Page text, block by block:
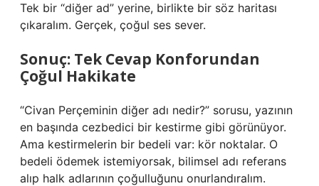
Tek bir “diğer ad” yerine, birlikte bir söz haritası
çıkaralım. Gerçek, çoğul ses sever.
Sonuç: Tek Cevap Konforundan
Çoğul Hakikate
“Civan Perçeminin diğer adı nedir?” sorusu, yazının
en başında cezbedici bir kestirme gibi görünüyor.
Ama kestirmelerin bir bedeli var: kör noktalar. O
bedeli ödemek istemiyorsak, bilimsel adı referans
alıp halk adlarının çoğulluğunu onurlandıralım.